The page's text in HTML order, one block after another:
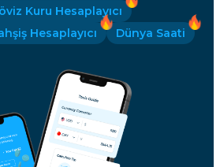
Kuru Hesaplayıcı
Hesaplayıcı
Dünya Saati